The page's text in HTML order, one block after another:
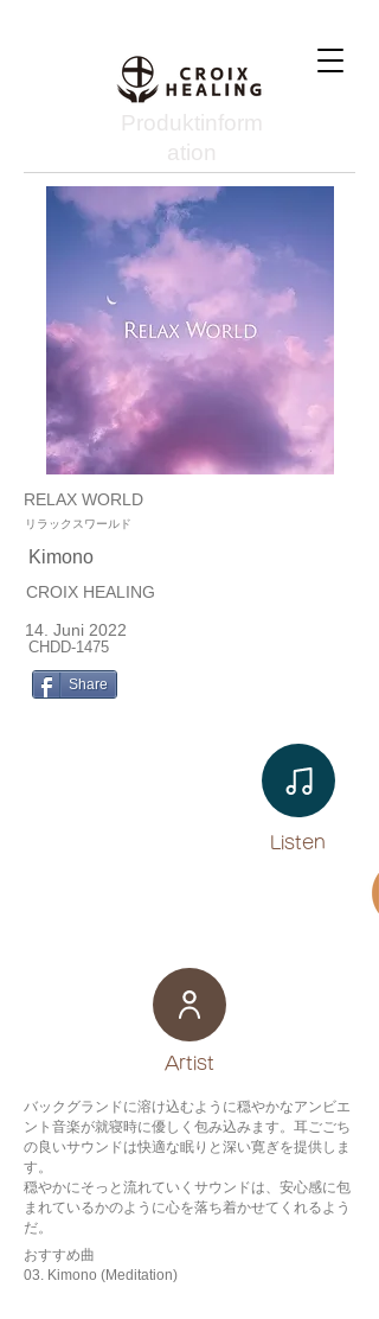
Produktinform
ation
RELAX WORLD
リラックスワールド
Kimono
CROIX HEALING
14. Juni 2022
CHDD-1475
Share
Listen​
​Artist
バックグランドに溶け込むように穏やかなアンビエ
ント音楽が就寝時に優しく包み込みます。耳ごごち
の良いサウンドは快適な眠りと深い寛ぎを提供しま
す。
穏やかにそっと流れていくサウンドは、安心感に包
まれているかのように心を落ち着かせてくれるよう
だ。
おすすめ曲
03. Kimono (Meditation)